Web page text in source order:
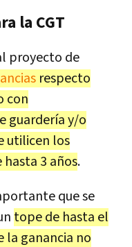
la CGT
proyecto de
respecto
con
guardería y/o
utilicen los
3 años.
que se
tope de hasta el
la ganancia no